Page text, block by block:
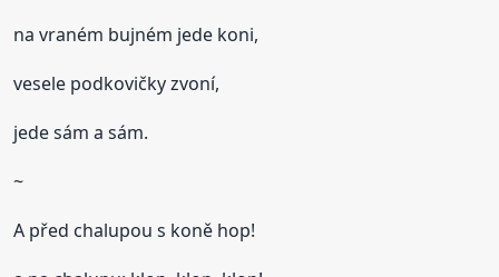
na vraném bujném jede koni,
vesele podkovičky zvoní,
jede sám a sám.
~
A před chalupou s koně hop!